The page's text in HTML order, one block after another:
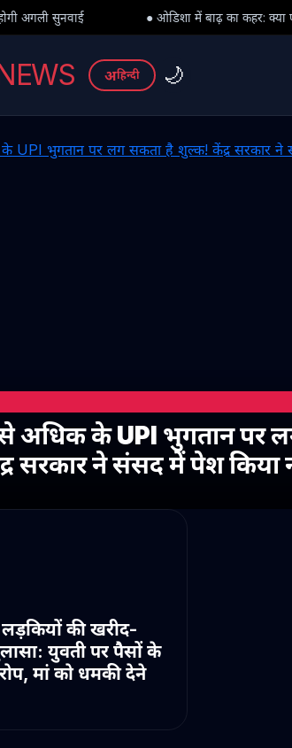
● ओडिशा में बाढ़ का कहर: क्या पीड़ितों तक समय पर पहुंच पाएगी
अहिन्दी 🌙
अधिक के UPI भुगतान पर
सरकार ने संसद में पेश किया
लड़कियों की खरीद-
युवती पर पैसों के
मां को धमकी देने